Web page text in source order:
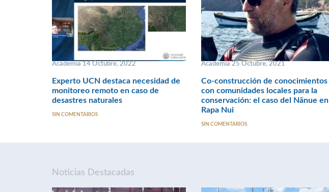
Academia 14 Octubre, 2022
Experto UCN destaca necesidad de
monitoreo remoto en caso de
desastres naturales
SIN COMENTARIOS
Academia 25 Octubre, 2021
Co-construcción de conocimientos
con comunidades locales para la
conservación: el caso del Nānue en
Rapa Nui
SIN COMENTARIOS
Noticias Destacadas